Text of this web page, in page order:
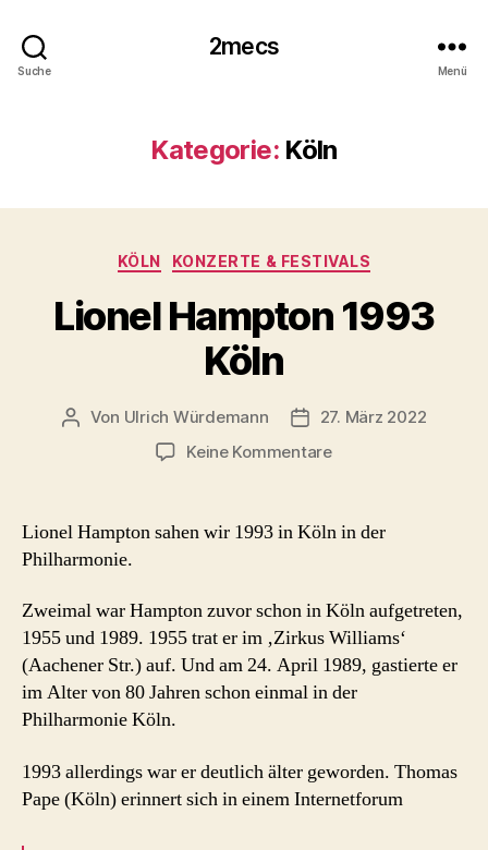
Suche
2mecs
Menü
Kategorie: Köln
Kategorien
KÖLN KONZERTE & FESTIVALS
Lionel Hampton 1993
Köln
Beitragsautor
Von Ulrich Würdemann Beitragsdatum
27. März 2022
Keine Kommentarezu
1993
Lionel Hampton sahen wir 1993 in Köln in der
Philharmonie.
Zweimal war Hampton zuvor schon in Köln aufgetreten,
1955 und 1989. 1955 trat er im ‚Zirkus Williams‘
(Aachener Str.) auf. Und am 24. April 1989, gastierte er
im Alter von 80 Jahren schon einmal in der
Philharmonie Köln.
1993 allerdings war er deutlich älter geworden. Thomas
Pape (Köln) erinnert sich in einem Internetforum